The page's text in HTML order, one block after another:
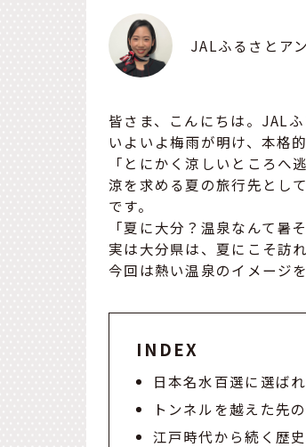
JALふるさとア
皆さま、こんにちは。JAL
いよいよ梅雨が明け、本格
「とにかく涼しいところへ
涼を求める夏の旅行先とし
です。
「夏に大分？温泉なんて暑
実は大分県は、夏にこそ訪
今回は熱い温泉のイメージ
INDEX
日本名水百選に選ば
トンネルを越えた先
江戸時代から続く歴